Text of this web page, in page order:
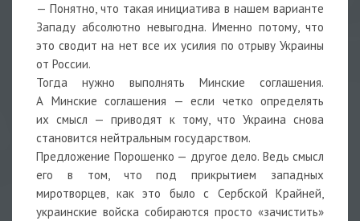
— Понятно, что такая инициатива в нашем варианте
Западу абсолютно невыгодна. Именно потому, что
это сводит на нет все их усилия по отрыву Украины
от России.
Тогда нужно выполнять Минские соглашения.
А Минские соглашения — если четко определять
их смысл — приводят к тому, что Украина снова
становится нейтральным государством.
Предложение Порошенко — другое дело. Ведь смысл
его в том, что под прикрытием западных
миротворцев, как это было с Сербской Крайней,
украинские войска собираются просто «зачистить»